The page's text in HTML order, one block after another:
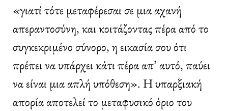
«γιατί τότε μεταφέρεσαι σε μια αχανή
απεραντοσύνη, και κοιτάζοντας πέρα από το
συγκεκριμένο σύνορο, η εικασία σου ότι
πρέπει να υπάρχει κάτι πέρα απ’ αυτό, παύει
να είναι μια απλή υπόθεση». Η υπαρξιακή
απορία αποτελεί το μεταφυσικό όριο του